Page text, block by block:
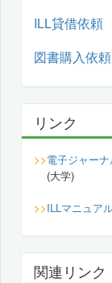
ILL貸借依頼
図書購入依頼
リンク
>>電子ジャー
(大学)
>>ILLマニュア
関連リンク